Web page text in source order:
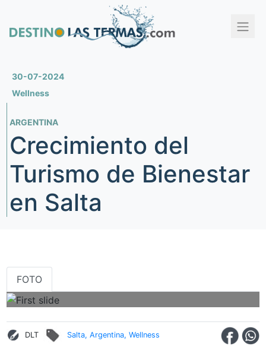
30-07-2024
Wellness
ARGENTINA
Crecimiento del
Turismo de Bienestar
en Salta
FOTO
DLT Salta, Argentina, Wellness